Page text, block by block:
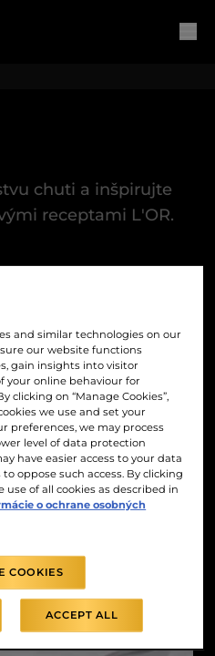
chuti a inšpirujte
receptami L'OR.
and similar technologies on our
our website functions
gain insights into visitor
your online behaviour for
clicking on “Manage Cookies”,
we use and set your
preferences, we may process
level of data protection
have easier access to your data
oppose such access. By clicking
use of all cookies as described in
o ochrane osobných
COOKIES
ACCEPT ALL